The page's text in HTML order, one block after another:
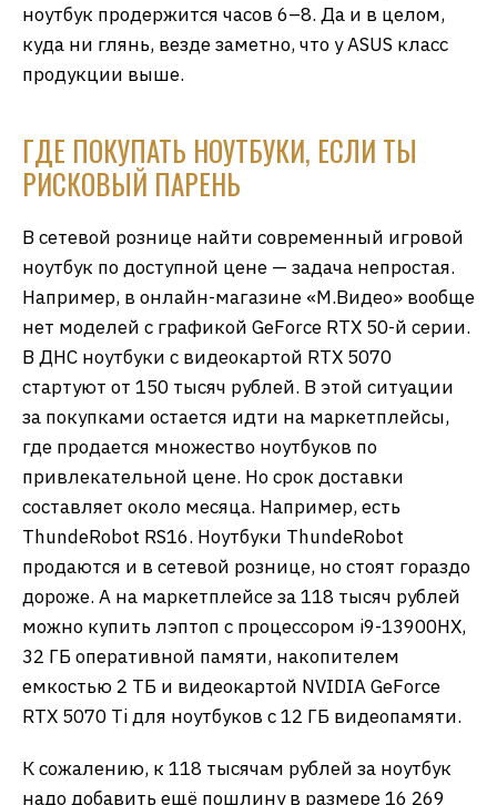
ноутбук продержится часов 6–8. Да и в целом,
куда ни глянь, везде заметно, что у ASUS класс
продукции выше.
ГДЕ ПОКУПАТЬ НОУТБУКИ, ЕСЛИ ТЫ
РИСКОВЫЙ ПАРЕНЬ
В сетевой рознице найти современный игровой
ноутбук по доступной цене — задача непростая.
Например, в онлайн-магазине «М.Видео» вообще
нет моделей с графикой GeForce RTX 50-й серии.
В ДНС ноутбуки с видеокартой RTX 5070
стартуют от 150 тысяч рублей. В этой ситуации
за покупками остается идти на маркетплейсы,
где продается множество ноутбуков по
привлекательной цене. Но срок доставки
составляет около месяца. Например, есть
ThundeRobot RS16. Ноутбуки ThundeRobot
продаются и в сетевой рознице, но стоят гораздо
дороже. А на маркетплейсе за 118 тысяч рублей
можно купить лэптоп с процессором i9-13900HX,
32 ГБ оперативной памяти, накопителем
емкостью 2 ТБ и видеокартой NVIDIA GeForce
RTX 5070 Ti для ноутбуков с 12 ГБ видеопамяти.
К сожалению, к 118 тысячам рублей за ноутбук
надо добавить ещё пошлину в размере 16 269